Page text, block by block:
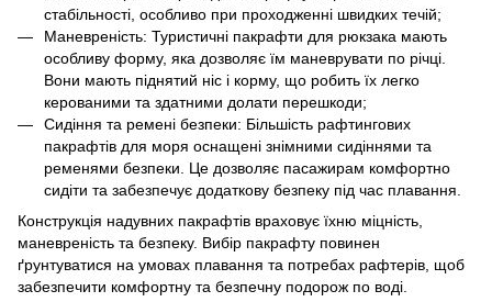
стабільності, особливо при проходженні швидких течій;
Маневреність: Туристичні пакрафти для рюкзака мають
особливу форму, яка дозволяє їм маневрувати по річці.
Вони мають піднятий ніс і корму, що робить їх легко
керованими та здатними долати перешкоди;
Сидіння та ремені безпеки: Більшість рафтингових
пакрафтів для моря оснащені знімними сидіннями та
ременями безпеки. Це дозволяє пасажирам комфортно
сидіти та забезпечує додаткову безпеку під час плавання.
Конструкція надувних пакрафтів враховує їхню міцність,
маневреність та безпеку. Вибір пакрафту повинен
ґрунтуватися на умовах плавання та потребах рафтерів, щоб
забезпечити комфортну та безпечну подорож по воді.